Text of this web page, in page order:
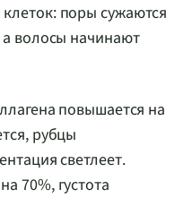
поры сужаются
а волосы начинают
повышается на
рубцы
светлеет.
70%, густота